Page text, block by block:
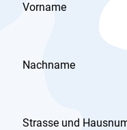
Vorname
Nachname
Strasse und